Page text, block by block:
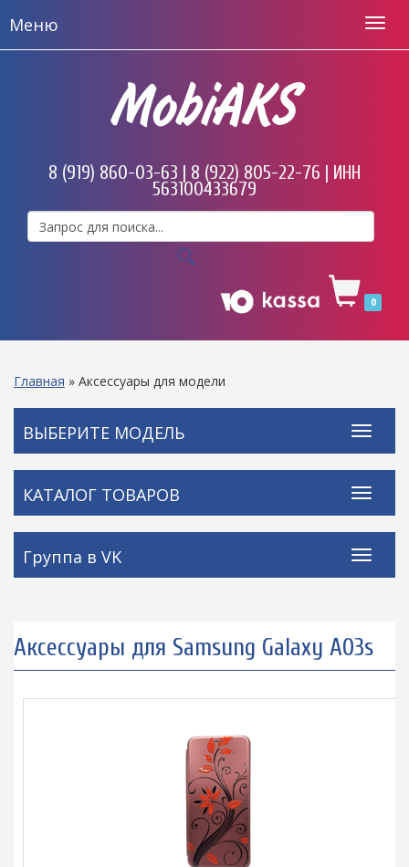
Меню
MobiAKS
8 (919) 860-03-63 | 8 (922) 805-22-76 | ИНН
563100433679
0
Главная » Аксессуары для модели
ВЫБЕРИТЕ МОДЕЛЬ
КАТАЛОГ ТОВАРОВ
Группа в VK
Аксессуары для Samsung Galaxy A03s